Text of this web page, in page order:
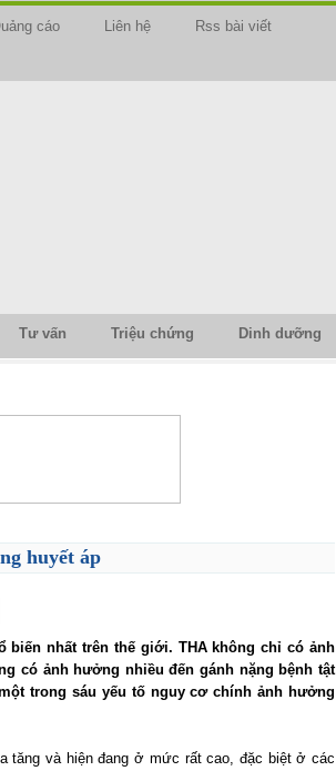
cáo Liên hệ Rss bài viết
Tư vấn Triệu chứng Dinh dưỡng
huyết áp
biến nhất trên thế giới. THA không chỉ có ảnh
có ảnh hưởng nhiều đến gánh nặng bệnh tật
trong sáu yếu tố nguy cơ chính ảnh hưởng
tăng và hiện đang ở mức rất cao, đặc biệt ở các